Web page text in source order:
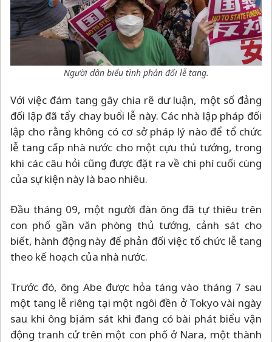
Người dân biểu tình phản đối lễ tang.
Với việc đám tang gây chia rẽ dư luận, một số đảng
đối lập đã tẩy chay buổi lễ này. Các nhà lập pháp đối
lập cho rằng không có cơ sở pháp lý nào để tổ chức
lễ tang cấp nhà nước cho một cựu thủ tướng, trong
khi các câu hỏi cũng được đặt ra về chi phí cuối cùng
của sự kiện này là bao nhiêu.
Đầu tháng 09, một người đàn ông đã tự thiêu trên
con phố gần văn phòng thủ tướng, cảnh sát cho
biết, hành động này để phản đối việc tổ chức lễ tang
theo kế hoạch của nhà nước.
Trước đó, ông Abe được hỏa táng vào tháng 7 sau
một tang lễ riêng tại một ngôi đền ở Tokyo vài ngày
sau khi ông bị ám sát khi đang có bài phát biểu vận
động tranh cử trên một con phố ở Nara, một thành